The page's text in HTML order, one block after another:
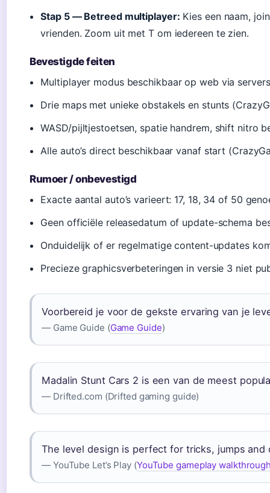
Stap 5 — Betreed multiplayer: Kies een naam,
vrienden. Zoom uit met T om iedereen te zien.
Bevestigde feiten
Multiplayer modus beschikbaar op web via
Drie maps met unieke obstakels en stunts
WASD/pijltjestoetsen, spatie handrem, shift nitro
Alle auto’s direct beschikbaar vanaf start
Rumoer / onbevestigd
Exacte aantal auto’s varieert: 17, 18, 34 of 50
Geen officiële releasedatum of update-schema
Onduidelijk of er regelmatige content-updates
Precieze graphicsverbeteringen in versie 3 niet
Voorbereid je voor de gekste ervaring van je
— Game Guide (Game Guide)
Madalin Stunt Cars 2 is een van de meest
— Drifted.com (Drifted gaming guide)
The level design is perfect for tricks, jumps
— YouTube Let’s Play (YouTube gameplay